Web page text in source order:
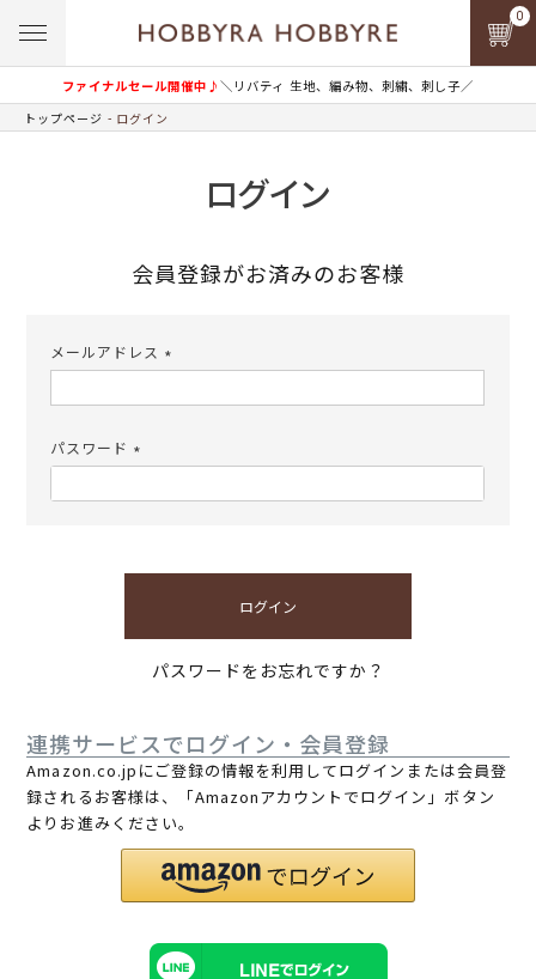
ファイナルセール開催中♪＼リバティ 生地、編み物、刺繍、刺し子／
0
トップページ ログイン
ログイン
会員登録がお済みのお客様
メールアドレス
須)
パスワード
須)
ログイン
パスワードをお忘れですか？
連携サービスでログイン・会員登録
Amazon.co.jpにご登録の情報を利用してログインまたは会員登
録されるお客様は、「Amazonアカウントでログイン」ボタン
よりお進みください。